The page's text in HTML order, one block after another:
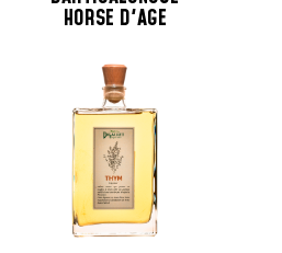
HORSE D'AGE